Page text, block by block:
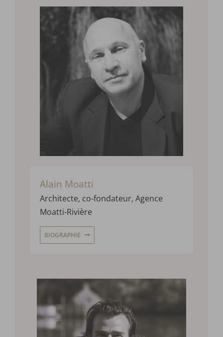
Alain Moatti
Architecte, co-fondateur, Agence
Moatti-Rivière
BIOGRAPHIE